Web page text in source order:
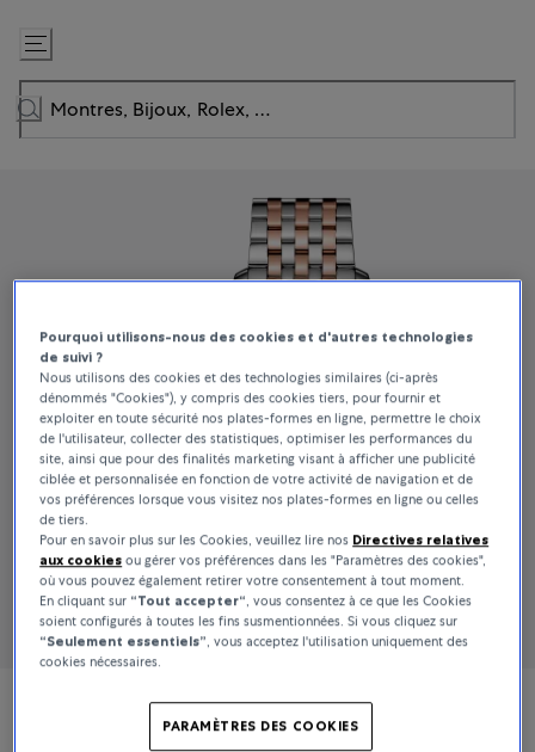
Passer
au
contenu
Pourquoi utilisons-nous des cookies et d'autres technologies
de suivi ?
Nous utilisons des cookies et des technologies similaires (ci-après
dénommés "Cookies"), y compris des cookies tiers, pour fournir et
exploiter en toute sécurité nos plates-formes en ligne, permettre le choix
de l'utilisateur, collecter des statistiques, optimiser les performances du
site, ainsi que pour des finalités marketing visant à afficher une publicité
ciblée et personnalisée en fonction de votre activité de navigation et de
vos préférences lorsque vous visitez nos plates-formes en ligne ou celles
de tiers.
Pour en savoir plus sur les Cookies, veuillez lire nos Directives relatives
aux cookies ou gérer vos préférences dans les "Paramètres des cookies",
où vous pouvez également retirer votre consentement à tout moment.
En cliquant sur “Tout accepter“ , vous consentez à ce que les Cookies
soient configurés à toutes les fins susmentionnées. Si vous cliquez sur
“Seulement essentiels” , vous acceptez l'utilisation uniquement des
cookies nécessaires.
PARAMÈTRES DES COOKIES